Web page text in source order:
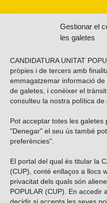
Gestionar el
les galetes
CANDIDATURA UNITAT
pròpies i de tercers amb
emmagatzemar informació
de galetes, i conèixer el
consulteu la nostra política de
Pot acceptar totes les galetes
"Denegar" el seu ús també
preferències".
El portal del qual és titular la
(CUP), conté enllaços a llocs
privacitat dels quals són
POPULAR (CUP). En accedir
Vols